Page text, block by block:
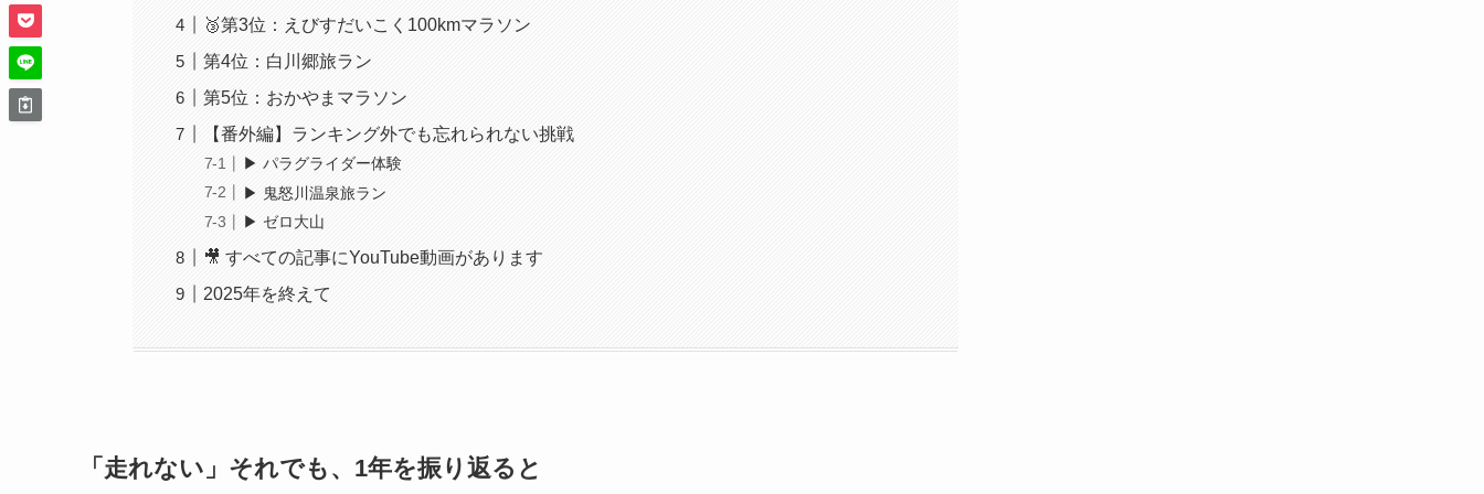
🥉第3位：えびすだいこく100kmマラソン
第4位：白川郷旅ラン
第5位：おかやまマラソン
【番外編】ランキング外でも忘れられない挑戦
▶︎ パラグライダー体験
▶︎ 鬼怒川温泉旅ラン
▶︎ ゼロ大山
🎥 すべての記事にYouTube動画があります
2025年を終えて
「走れない」それでも、1年を振り返ると